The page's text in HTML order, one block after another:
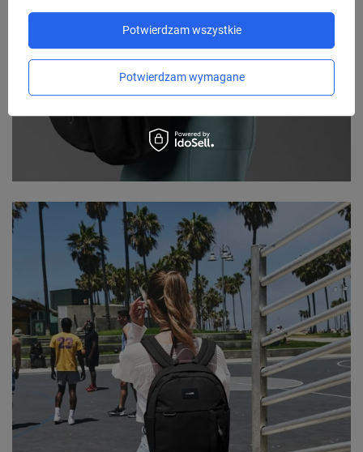
Potwierdzam wymagane
Potwierdzam wszystkie